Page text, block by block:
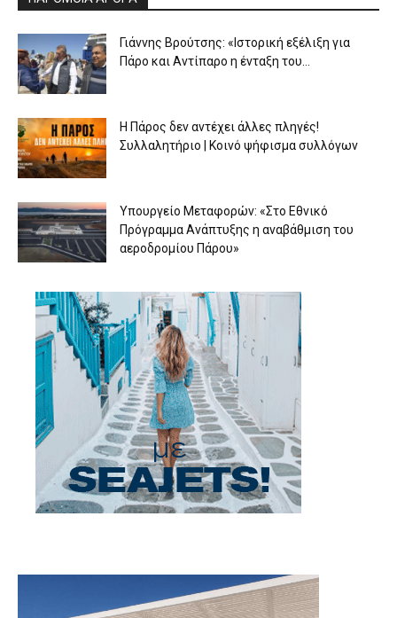
Γιάννης Βρούτσης: «Ιστορική εξέλιξη για
Πάρο και Αντίπαρο η ένταξη του...
Η Πάρος δεν αντέχει άλλες πληγές!
Συλλαλητήριο | Κοινό ψήφισμα συλλόγων
Υπουργείο Μεταφορών: «Στο Εθνικό
Πρόγραμμα Ανάπτυξης η αναβάθμιση του
αεροδρομίου Πάρου»